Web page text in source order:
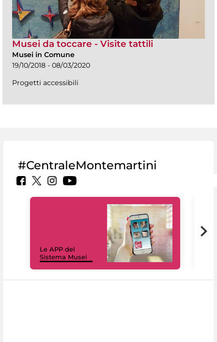
Musei da toccare - Visite tattili
Musei in Comune
19/10/2018 - 08/03/2020
Progetti accessibili
#CentraleMontemartini
Le APP del
Sistema Musei